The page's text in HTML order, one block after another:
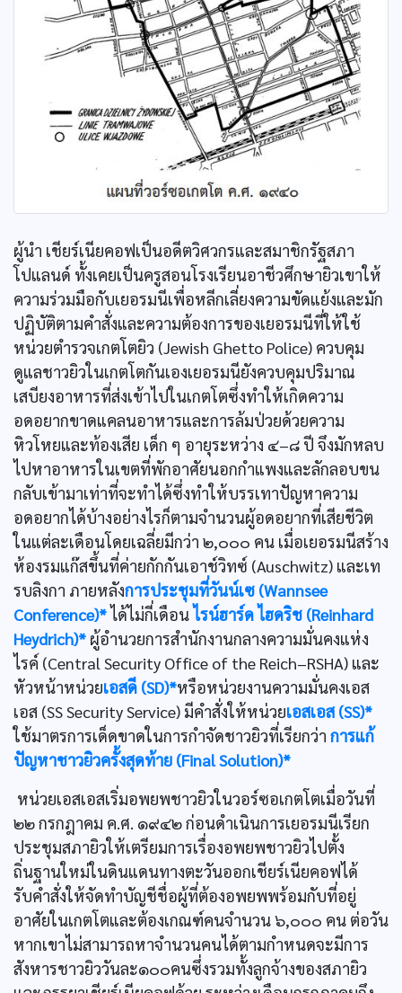
ผู้นำ เชียร์เนียคอฟเป็นอดีตวิศวกรและสมาชิกรัฐสภา
โปแลนด์ ทั้งเคยเป็นครูสอนโรงเรียนอาชีวศึกษายิวเขาให้
ความร่วมมือกับเยอรมนีเพื่อหลีกเลี่ยงความขัดแย้งและมัก
ปฏิบัติตามคำสั่งและความต้องการของเยอรมนีที่ให้ใช้
หน่วยตำรวจเกตโตยิว (Jewish Ghetto Police) ควบคุม
ดูแลชาวยิวในเกตโตกันเองเยอรมนียังควบคุมปริมาณ
เสบียงอาหารที่ส่งเข้าไปในเกตโตซึ่งทำให้เกิดความ
อดอยากขาดแคลนอาหารและการล้มป่วยด้วยความ
หิวโหยและท้องเสีย เด็ก ๆ อายุระหว่าง ๔–๘ ปี จึงมักหลบ
ไปหาอาหารในเขตที่พักอาศัยนอกกำแพงและลักลอบขน
กลับเข้ามาเท่าที่จะทำได้ซึ่งทำให้บรรเทาปัญหาความ
อดอยากได้บ้างอย่างไรก็ตามจำนวนผู้อดอยากที่เสียชีวิต
ในแต่ละเดือนโดยเฉลี่ยมีกว่า ๒,๐๐๐ คน เมื่อเยอรมนีสร้าง
ห้องรมแก๊สขึ้นที่ค่ายกักกันเอาช์วิทซ์ (Auschwitz) และเท
รบลิงกา ภายหลังการประชุมที่วันน์เซ (Wannsee
Conference)*ได้ไม่กี่เดือนไรน์ฮาร์ด ไฮดริช (Reinhard
Heydrich)* ผู้อำนวยการสำนักงานกลางความมั่นคงแห่ง
ไรค์ (Central Security Office of the Reich–RSHA) และ
หัวหน้าหน่วยเอสดี (SD)*หรือหน่วยงานความมั่นคงเอส
เอส (SS Security Service) มีคำสั่งให้หน่วยเอสเอส (SS)*
ใช้มาตรการเด็ดขาดในการกำจัดชาวยิวที่เรียกว่า การแก้
ปัญหาชาวยิวครั้งสุดท้าย (Final Solution)*
หน่วยเอสเอสเริ่มอพยพชาวยิวในวอร์ซอเกตโตเมื่อวันที่
๒๒ กรกฎาคม ค.ศ. ๑๙๔๒ ก่อนดำเนินการเยอรมนีเรียก
ประชุมสภายิวให้เตรียมการเรื่องอพยพชาวยิวไปตั้ง
ถิ่นฐานใหม่ในดินแดนทางตะวันออกเชียร์เนียคอฟได้
รับคำสั่งให้จัดทำบัญชีชื่อผู้ที่ต้องอพยพพร้อมกับที่อยู่
อาศัยในเกตโตและต้องเกณฑ์คนจำนวน ๖,๐๐๐ คน ต่อวัน
หากเขาไม่สามารถหาจำนวนคนได้ตามกำหนดจะมีการ
สังหารชาวยิววันละ๑๐๐คนซึ่งรวมทั้งลูกจ้างของสภายิว